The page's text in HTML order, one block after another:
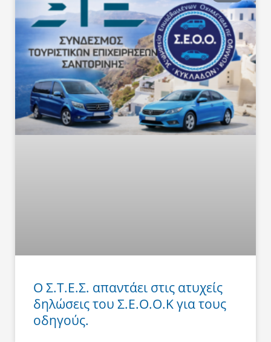
Ο Σ.Τ.Ε.Σ. απαντάει στις ατυχείς
δηλώσεις του Σ.Ε.Ο.Ο.Κ για τους
οδηγούς.